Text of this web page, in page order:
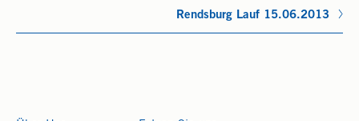
Rendsburg Lauf 15.06.2013